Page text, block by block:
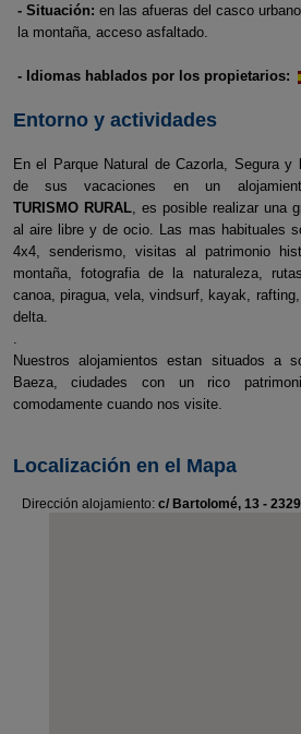
- Situación: en las afueras del casco
la montaña, acceso asfaltado.
- Idiomas hablados por los propietarios:
Entorno y actividades
En el Parque Natural de Cazorla, Segura
de sus vacaciones en un
TURISMO RURAL, es posible realizar una
al aire libre y de ocio. Las mas habituales
4x4, senderismo, visitas al patrimonio
montaña, fotografia de la naturaleza,
canoa, piragua, vela, vindsurf, kayak,
delta.
.
Nuestros alojamientos estan situados a
Baeza, ciudades con un rico
comodamente cuando nos visite.
Localización en el Mapa
Dirección alojamiento: c/ Bartolomé, 13 -